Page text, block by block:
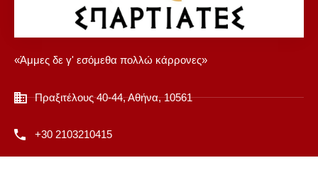
«Άμμες δε γ' εσόμεθα πολλώ κάρρονες»
Πραξιτέλους 40-44, Αθήνα, 10561
+30 2103210415